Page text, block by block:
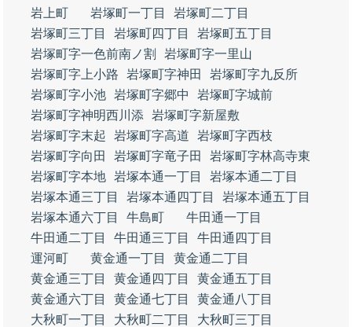
岩上町
岩塚町一丁目
岩塚町二丁目
岩塚町三丁目
岩塚町四丁目
岩塚町五丁目
岩塚町字一色前南ノ割
岩塚町字一里山
岩塚町字上小路
岩塚町字神田
岩塚町字九反所
岩塚町字小池 岩塚町字郷中
岩塚町字城前
岩塚町字神明西川添
岩塚町字新屋敷
岩塚町字末起
岩塚町字高道
岩塚町字西枝
岩塚町字向田
岩塚町字竜子田
岩塚町字林高寺東
岩塚町字本地 岩塚本通一丁目
岩塚本通二丁目
岩塚本通三丁目
岩塚本通四丁目
岩塚本通五丁目
岩塚本通六丁目
牛島町
牛田通一丁目
牛田通二丁目
牛田通三丁目
牛田通四丁目
運河町
黄金通一丁目
黄金通二丁目
黄金通三丁目
黄金通四丁目
黄金通五丁目
黄金通六丁目
黄金通七丁目
黄金通八丁目
大秋町一丁目
大秋町二丁目
大秋町三丁目